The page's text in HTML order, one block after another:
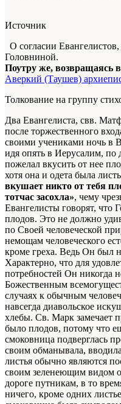
Источник
О согласии
Головниной.
Поутру же, возвращаясь
Аверкий (Таушев)
Толкование на группу
Два Евангелиста, свв.
после торжественного
своими учениками ночь в
идя опять в Иерусалим, по
пожелал вкусить от нее
хотя она и одета была
вкушает никто от тебя
тотчас засохла», чему
Евангелисты говорят, что
плодов. Это не должно
по Своей человеческой
немощам человеческого
кроме греха. Ведь Он был
Характерно, что для
потребностей Он никогда
Божественным
случаях к обычным
навсегда диавольское
хлебы. Св. Марк замечает
было плодов, потому что
смоковница подверглась
своим обманывала,
листья обычно являются
своим зеленеющим видом
дороге путникам, в то
ничего, кроме одних